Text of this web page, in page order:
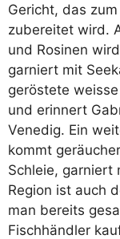
Gericht, das
zubereitet wird.
und Rosinen
garniert mit
geröstete
und erinnert
Venedig. Ein
kommt
Schleie, garniert
Region ist auch
man bereits
Fischhändler